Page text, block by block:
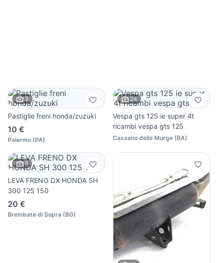
3
Pastiglie freni honda/zuzuki
10 €
Palermo (PA)
24
Vespa gts 125 ie super 4t
ricambi vespa gts 125
Cassano delle Murge (BA)
5
LEVA FRENO DX HONDA SH
300 125 150
20 €
Brembate di Sopra (BG)